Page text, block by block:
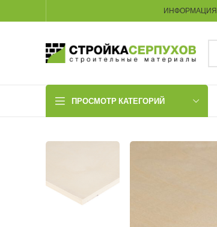
ИНФОРМАЦИЯ
ПРОСМОТР КАТЕГОРИЙ